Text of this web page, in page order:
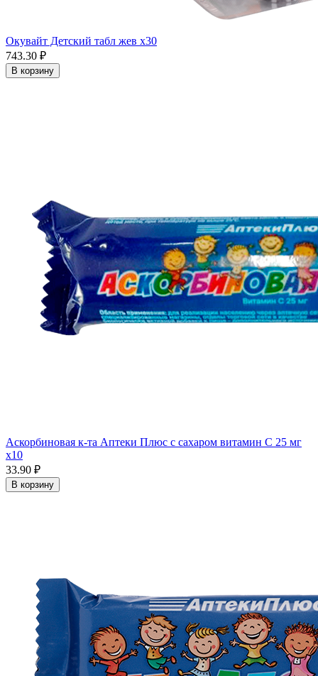
Окувайт Детский табл жев x30
743.30 ₽
В корзину
Аскорбиновая к-та Аптеки Плюс с сахаром витамин С 25 мг
x10
33.90 ₽
В корзину